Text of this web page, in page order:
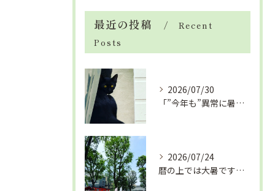
最近の投稿
Recent
Posts
2026/07/30
「”今年も”異常に暑い夏」酷暑+冷房＝夏風邪、腰痛、ひざの痛...
2026/07/24
暦の上では大暑です！腰痛や肩こりから来る頭痛